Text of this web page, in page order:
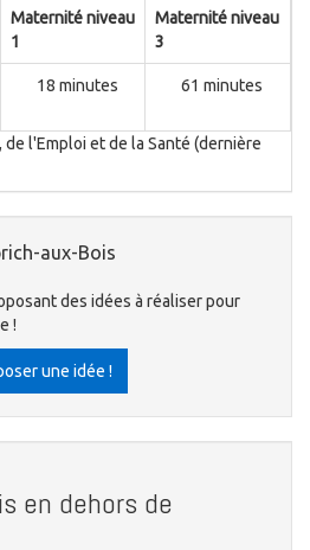
Maternité niveau
1
Maternité niveau
3
18 minutes 61 minutes
l'Emploi et de la Santé (dernière
aux-Bois
des idées à réaliser pour
!
une idée !
en dehors de